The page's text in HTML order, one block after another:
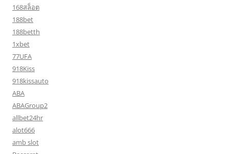
168สล็อต
188bet
188betth
1xbet
77UFA
918Kiss
918kissauto
ABA
ABAGroup2
allbet24hr
alot666
amb slot